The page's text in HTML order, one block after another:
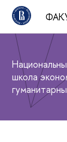
школа